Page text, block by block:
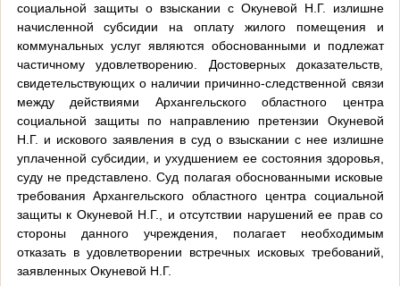
социальной защиты о взыскании с Окуневой Н.Г. излишне
начисленной субсидии на оплату жилого помещения и
коммунальных услуг являются обоснованными и подлежат
частичному удовлетворению. Достоверных доказательств,
свидетельствующих о наличии причинно-следственной связи
между действиями Архангельского областного центра
социальной защиты по направлению претензии Окуневой
Н.Г. и искового заявления в суд о взыскании с нее излишне
уплаченной субсидии, и ухудшением ее состояния здоровья,
суду не представлено. Суд полагая обоснованными исковые
требования Архангельского областного центра социальной
защиты к Окуневой Н.Г., и отсутствии нарушений ее прав со
стороны данного учреждения, полагает необходимым
отказать в удовлетворении встречных исковых требований,
заявленных Окуневой Н.Г.